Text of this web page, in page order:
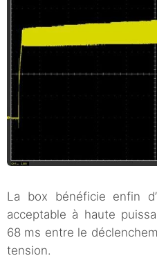
La box bénéficie enfin
acceptable à haute
68 ms entre le
tension.